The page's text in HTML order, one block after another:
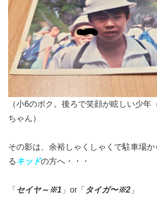
（小6のボク。後ろで笑顔が眩しい少年
ちゃん）
その影は、余裕しゃくしゃくで駐車場
る キッドの方へ・・・
「 セイヤ～※1 」or「 タイガ〜※2 」